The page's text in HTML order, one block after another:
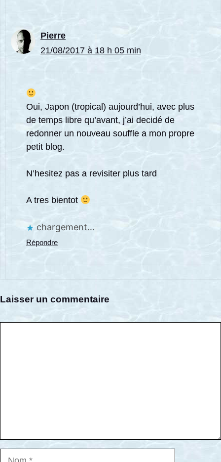
Pierre
21/08/2017 à 18 h 05 min
Oui, Japon (tropical) aujourd’hui, avec plus
de temps libre qu’avant, j’ai decidé de
redonner un nouveau souffle a mon propre
petit blog.
N’hesitez pas a revisiter plus tard
A tres bientot
chargement…
Répondre
Laisser un commentaire